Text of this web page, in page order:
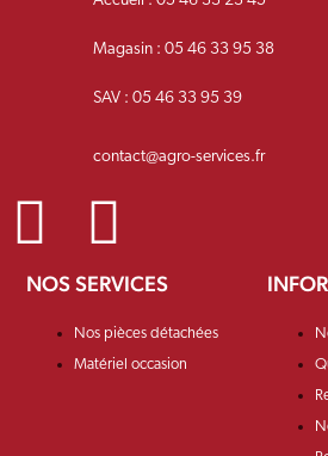
Magasin : 05 46 33 95 38
SAV : 05 46 33 95 39
contact@agro-services.fr
NOS SERVICES
Nos pièces détachées
Matériel occasion